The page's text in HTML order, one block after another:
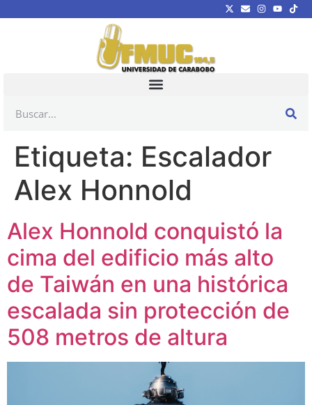
Etiqueta: Escalador
Alex Honnold
Alex Honnold conquistó la
cima del edificio más alto
de Taiwán en una histórica
escalada sin protección de
508 metros de altura